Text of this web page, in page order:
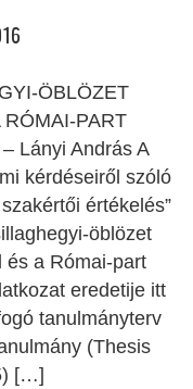
ÖBLÖZET
PART
Lányi András A
kérdéseiről szóló
értékelés”
öblözet
és a Római-part
eredetije itt
tanulmányterv
(Thesis
[…]